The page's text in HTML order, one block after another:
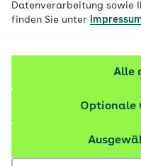
Datenverarbeitung sowie
finden Sie unter
Optionale
Alle
hilfreich für